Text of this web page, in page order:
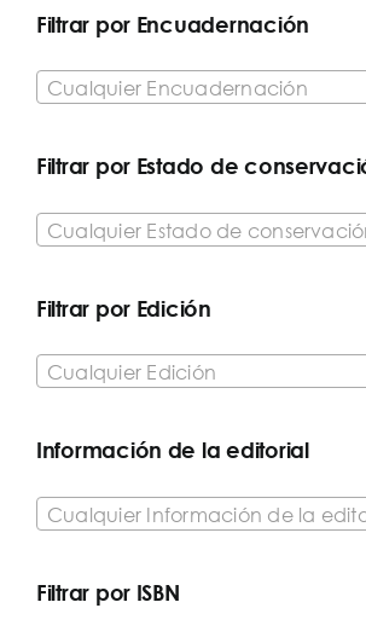
Filtrar por Encuadernación
Cualquier Encuadernación
Filtrar por Estado de
Filtrar por Edición
Cualquier Edición
Información de la editorial
Cualquier Información de la
Filtrar por ISBN